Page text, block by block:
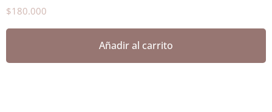
$180.000
Añadir al carrito